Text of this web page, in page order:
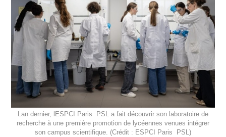
Lan dernier, lESPCI Paris  PSL a fait découvrir son laboratoire de
recherche à une première promotion de lycéennes venues intégrer
son campus scientifique. (Crédit : ESPCI Paris  PSL)